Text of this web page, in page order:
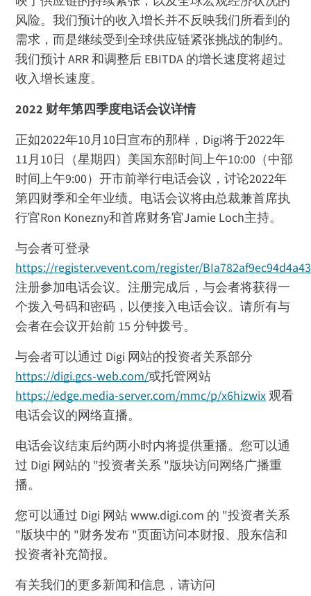
风险。我们预计的收入增长并不反映我们所看到的
需求，而是继续受到全球供应链紧张挑战的制约。
我们预计 ARR 和调整后 EBITDA 的增长速度将超过
收入增长速度。
2022 财年第四季度电话会议详情
正如2022年10月10日宣布的那样，Digi将于2022年
11月10日（星期四）美国东部时间上午10:00（中部
时间上午9:00）开市前举行电话会议，讨论2022年
第四财季和全年业绩。电话会议将由总裁兼首席执
行官Ron Konezny和首席财务官Jamie Loch主持。
与会者可登录
https://register.vevent.com/register/
注册参加电话会议。注册完成后，与会者将获得一
个拨入号码和密码，以便接入电话会议。请所有与
会者在会议开始前 15 分钟拨号。
与会者可以通过 Digi 网站的投资者关系部分
https://digi.gcs-web.com/或托管网站
https://edge.media-server.com/mmc/p/x6hizwix观看
电话会议的网络直播。
电话会议结束后约两小时内将提供重播。您可以通
过 Digi 网站的 "投资者关系 "版块访问网络广播重
播。
您可以通过 Digi 网站 www.digi.com 的 "投资者关系
"版块中的 "财务发布 "页面访问本财报、股东信和
投资者补充简报。
有关我们的更多新闻和信息，请访问